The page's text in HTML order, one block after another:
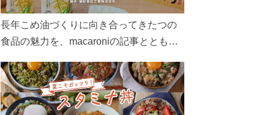
長年こめ油づくりに向き合ってきたつの
食品の魅力を、macaroniの記事とともに
ん、製造現場や品質へのこだわりまで。
こめ油をもっと好きになるコンテンツを
ぜひお楽しみください。